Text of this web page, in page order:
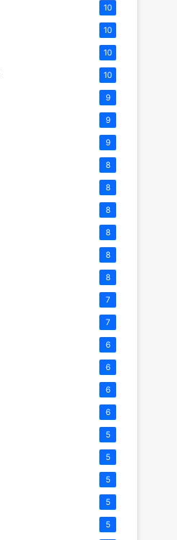
10
10
10
10
9
9
9
8
8
8
8
8
8
7
7
6
6
6
6
5
5
5
5
5